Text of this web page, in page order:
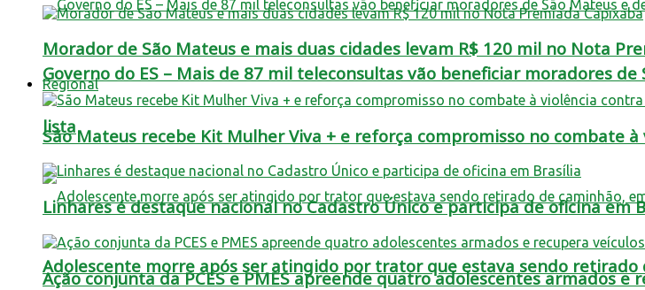
Governo do ES – Mais de 87 mil teleconsultas vão beneficiar moradores
lista
Adolescente morre após ser atingido por trator que estava sendo retirado
Morador de São Mateus e mais duas cidades levam R$ 120 mil no Nota
Regional
São Mateus recebe Kit Mulher Viva + e reforça compromisso no combate
Linhares é destaque nacional no Cadastro Único e participa de oficina em
Ação conjunta da PCES e PMES apreende quatro adolescentes armados